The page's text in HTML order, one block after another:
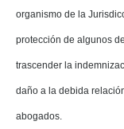
organismo de la
protección de algunos
trascender la
daño a la debida
abogados.